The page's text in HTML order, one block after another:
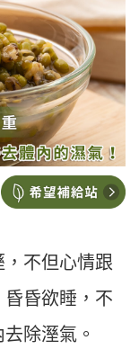
不但心情跟
昏欲睡，不
除溼氣。